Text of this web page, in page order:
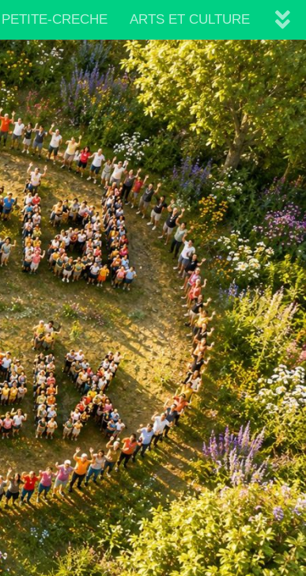
PETITE-CRECHE ARTS ET CULTURE
PLAQUETTE 2026/2027 VIE ASSOCIATIVE